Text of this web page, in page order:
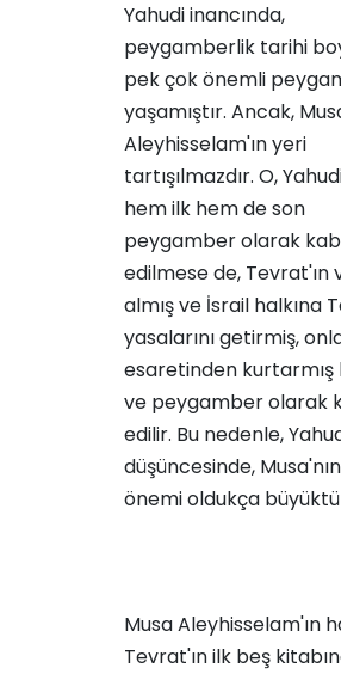
Yahudi inancında,
peygamberlik tarihi
pek çok önemli
yaşamıştır. Ancak,
Aleyhisselam'ın yeri
tartışılmazdır. O,
hem ilk hem de son
peygamber olarak
edilmese de, Tevrat'ın
almış ve İsrail halkına
yasalarını getirmiş,
esaretinden kurtarmış
ve peygamber olarak
edilir. Bu nedenle,
düşüncesinde,
önemi oldukça
Musa Aleyhisselam'ın
Tevrat'ın ilk beş